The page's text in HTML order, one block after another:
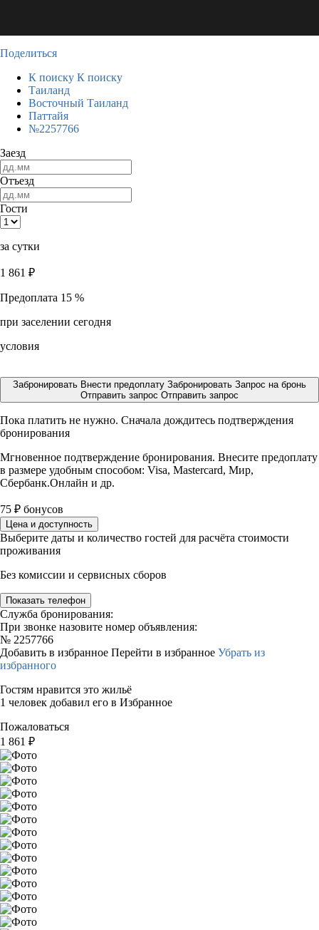
Поделиться
К поиску К поиску
Таиланд
Восточный Таиланд
Паттайя
№2257766
Заезд
Отъезд
Гости
за сутки
1 861 ₽
Предоплата 15 %
при заселении сегодня
условия
Забронировать Внести предоплату Забронировать Запрос на бронь
Отправить запрос Отправить запрос
Пока платить не нужно. Сначала дождитесь подтверждения
бронирования
Мгновенное подтверждение бронирования. Внесите предоплату
в размере удобным способом: Visa, Mastercard, Мир,
Сбербанк.Онлайн и др.
75 ₽ бонусов
Цена и доступность
Выберите даты и количество гостей для расчёта стоимости
проживания
Без комиссии и сервисных сборов
Показать телефон
Служба бронирования:
При звонке назовите номер объявления:
№ 2257766
Добавить в избранное Перейти в избранное Убрать из
избранного
Гостям нравится это жильё
1 человек добавил его в Избранное
Пожаловаться
1 861 ₽